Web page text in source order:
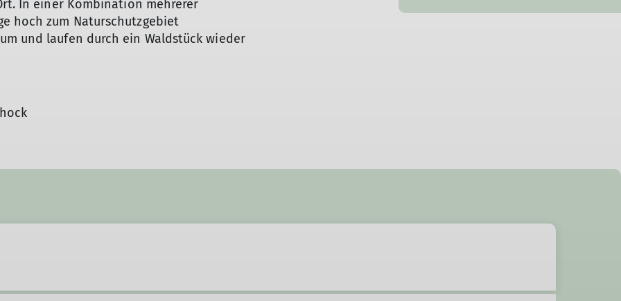
In einer Kombination mehrerer
hoch zum Naturschutzgebiet
und laufen durch ein Waldstück wieder